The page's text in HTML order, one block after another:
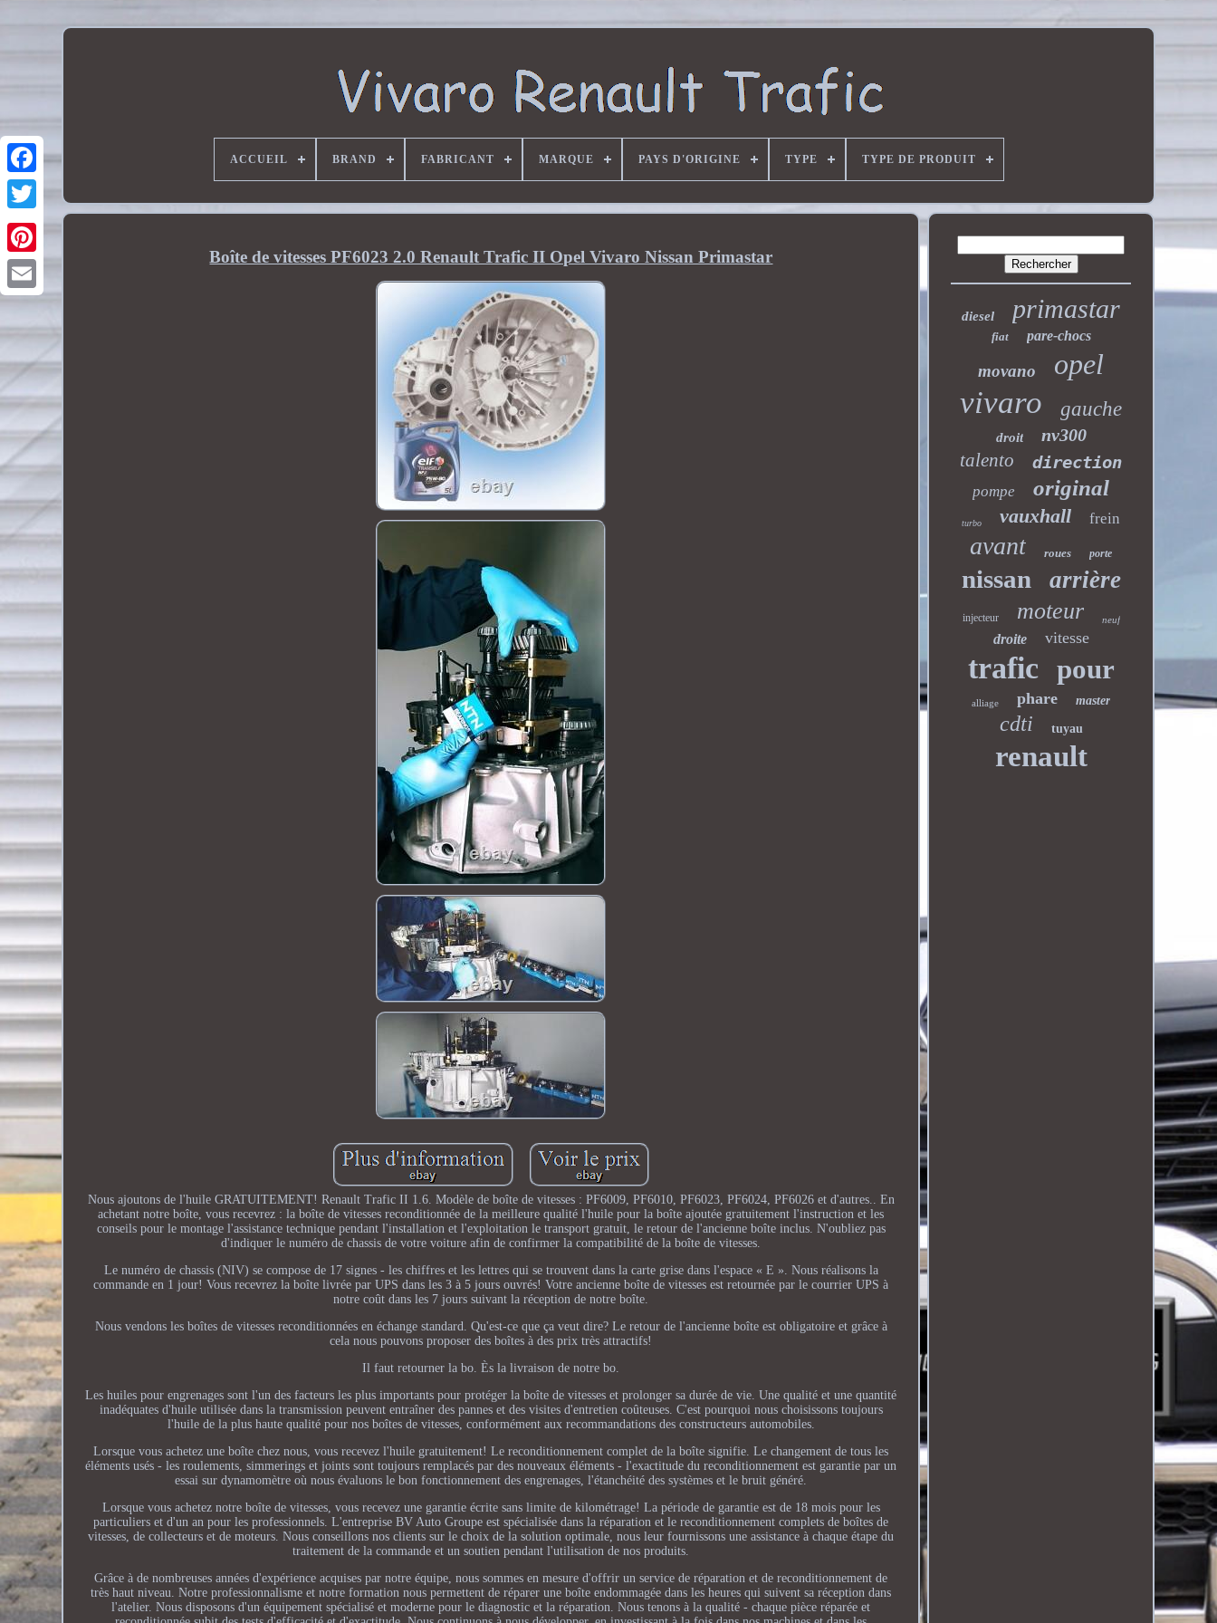
ACCUEIL BRAND FABRICANT MARQUE PAYS D'ORIGINE TYPE TYPE DE PRODUIT
Boîte de vitesses PF6023 2.0 Renault Trafic II Opel Vivaro Nissan Primastar
Nous ajoutons de l'huile GRATUITEMENT! Renault Trafic II 1.6. Modèle de boîte de vitesses : PF6009, PF6010, PF6023, PF6024, PF6026 et d'autres.. En
achetant notre boîte, vous recevrez : la boîte de vitesses reconditionnée de la meilleure qualité l'huile pour la boîte ajoutée gratuitement l'instruction et les
conseils pour le montage l'assistance technique pendant l'installation et l'exploitation le transport gratuit, le retour de l'ancienne boîte inclus. N'oubliez pas
d'indiquer le numéro de chassis de votre voiture afin de confirmer la compatibilité de la boîte de vitesses.
Le numéro de chassis (NIV) se compose de 17 signes - les chiffres et les lettres qui se trouvent dans la carte grise dans l'espace « E ». Nous réalisons la
commande en 1 jour! Vous recevrez la boîte livrée par UPS dans les 3 à 5 jours ouvrés! Votre ancienne boîte de vitesses est retournée par le courrier UPS à
notre coût dans les 7 jours suivant la réception de notre boîte.
Nous vendons les boîtes de vitesses reconditionnées en échange standard. Qu'est-ce que ça veut dire? Le retour de l'ancienne boîte est obligatoire et grâce à
cela nous pouvons proposer des boîtes à des prix très attractifs!
Il faut retourner la bo. Ès la livraison de notre bo.
Les huiles pour engrenages sont l'un des facteurs les plus importants pour protéger la boîte de vitesses et prolonger sa durée de vie. Une qualité et une quantité
inadéquates d'huile utilisée dans la transmission peuvent entraîner des pannes et des visites d'entretien coûteuses. C'est pourquoi nous choisissons toujours
l'huile de la plus haute qualité pour nos boîtes de vitesses, conformément aux recommandations des constructeurs automobiles.
Lorsque vous achetez une boîte chez nous, vous recevez l'huile gratuitement! Le reconditionnement complet de la boîte signifie. Le changement de tous les
éléments usés - les roulements, simmerings et joints sont toujours remplacés par des nouveaux éléments - l'exactitude du reconditionnement est garantie par un
essai sur dynamomètre où nous évaluons le bon fonctionnement des engrenages, l'étanchéité des systèmes et le bruit généré.
Lorsque vous achetez notre boîte de vitesses, vous recevez une garantie écrite sans limite de kilométrage! La période de garantie est de 18 mois pour les
particuliers et d'un an pour les professionnels. L'entreprise BV Auto Groupe est spécialisée dans la réparation et le reconditionnement complets de boîtes de
vitesses, de collecteurs et de moteurs. Nous conseillons nos clients sur le choix de la solution optimale, nous leur fournissons une assistance à chaque étape du
traitement de la commande et un soutien pendant l'utilisation de nos produits.
Grâce à de nombreuses années d'expérience acquises par notre équipe, nous sommes en mesure d'offrir un service de réparation et de reconditionnement de
très haut niveau. Notre professionnalisme et notre formation nous permettent de réparer une boîte endommagée dans les heures qui suivent sa réception dans
l'atelier. Nous disposons d'un équipement spécialisé et moderne pour le diagnostic et la réparation. Nous tenons à la qualité - chaque pièce réparée et
diesel primastar
fiat pare-chocs
movano opel
vivaro gauche
droit nv300
talento direction
pompe original
turbo vauxhall frein
avant roues porte
nissan arrière
injecteur moteur neuf
droite vitesse
trafic pour
alliage phare master
cdti tuyau
renault